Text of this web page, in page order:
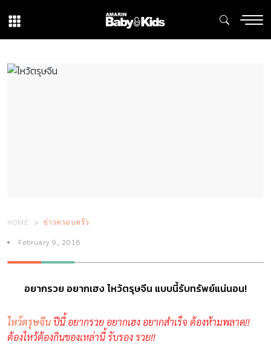
HOME ข่าวครอบครัว
February 9, 2018
อยากรวย อยากเฮง ไหว้ตรุษจีน แบบนี้รับทรัพย์แน่นอน!
ไหว้ตรุษจีน ปีนี้ อยากรวย อยากเฮง อยากสำเร็จ ต้องห้ามพลาด!!
ต้องไหว้ต้องกินของเหล่านี้ รับรอง รวย!!